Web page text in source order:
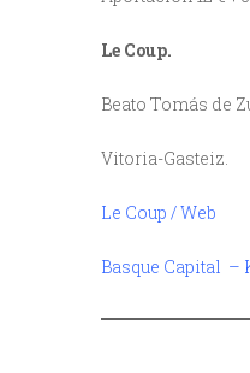
Le Coup.
Beato Tomás de
Vitoria-Gasteiz.
Le Coup / Web
Basque Capital –